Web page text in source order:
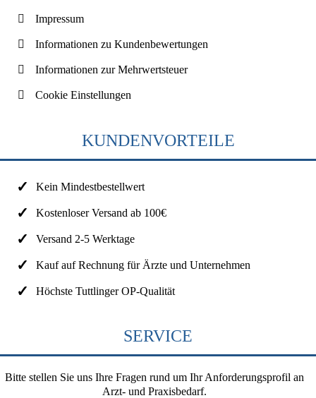
Impressum
Informationen zu Kundenbewertungen
Informationen zur Mehrwertsteuer
Cookie Einstellungen
KUNDENVORTEILE
Kein Mindestbestellwert
Kostenloser Versand ab 100€
Versand 2-5 Werktage
Kauf auf Rechnung für Ärzte und Unternehmen
Höchste Tuttlinger OP-Qualität
SERVICE
Bitte stellen Sie uns Ihre Fragen rund um Ihr Anforderungsprofil an
Arzt- und Praxisbedarf.